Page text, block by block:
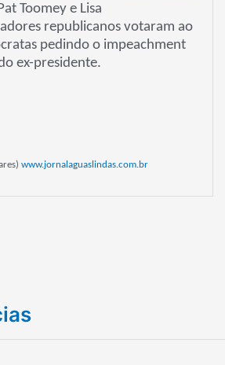
Toomey e Lisa
republicanos votaram ao
pedindo o impeachment
ex-presidente.
www.jornalaguaslindas.com.br